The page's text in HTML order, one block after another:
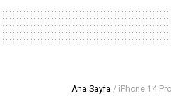
Ana Sayfa / iPhone 14